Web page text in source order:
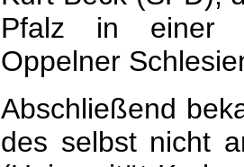
Pfalz in einer
Oppelner
Abschließend
des selbst nicht